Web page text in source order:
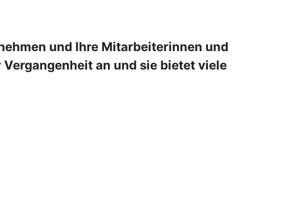
und Ihre Mitarbeiterinnen und
an und sie bietet viele